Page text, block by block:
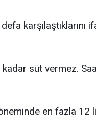
karşılaştıklarını
süt vermez.
en fazla 12